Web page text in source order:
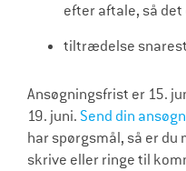
efter aftale, så det
tiltrædelse
Ansøgningsfrist er 15.
19. juni. Send din
har spørgsmål, så er
skrive eller ringe til